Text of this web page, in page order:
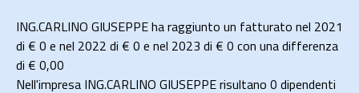
ING.CARLINO GIUSEPPE ha raggiunto un fatturato nel 2021
di € 0 e nel 2022 di € 0 e nel 2023 di € 0 con una differenza
di € 0,00
Nell'impresa ING.CARLINO GIUSEPPE risultano 0 dipendenti